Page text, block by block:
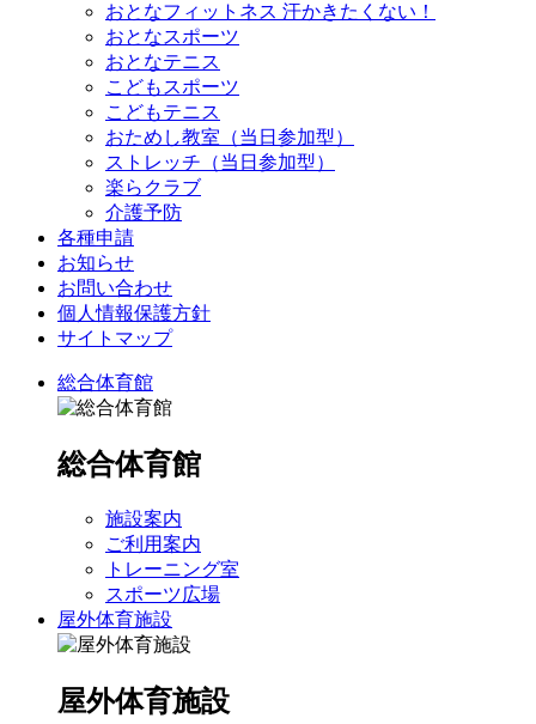
おとなフィットネス 汗かきたくない！
おとなスポーツ
おとなテニス
こどもスポーツ
こどもテニス
おためし教室（当日参加型）
ストレッチ（当日参加型）
楽らクラブ
介護予防
各種申請
お知らせ
お問い合わせ
個人情報保護方針
サイトマップ
総合体育館
総合体育館
施設案内
ご利用案内
トレーニング室
スポーツ広場
屋外体育施設
屋外体育施設